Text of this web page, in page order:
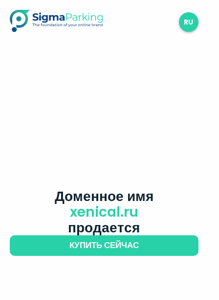
RU
Доменное имя
xenical.ru
продается
КУПИТЬ СЕЙЧАС